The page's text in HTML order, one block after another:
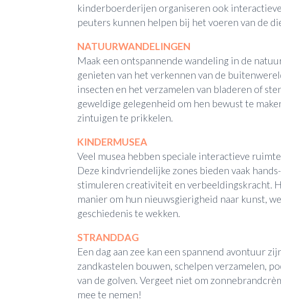
kinderboerderijen organiseren ook
peuters kunnen helpen bij het voeren van de
NATUURWANDELINGEN
Maak een ontspannende wandeling in de
genieten van het verkennen van de
insecten en het verzamelen van bladeren of
geweldige gelegenheid om hen bewust te
zintuigen te prikkelen.
KINDERMUSEA
Veel musea hebben speciale interactieve
Deze kindvriendelijke zones bieden vaak
stimuleren creativiteit en verbeeldingskracht.
manier om hun nieuwsgierigheid naar kunst,
geschiedenis te wekken.
STRANDDAG
Een dag aan zee kan een spannend avontuur
zandkastelen bouwen, schelpen verzamelen,
van de golven. Vergeet niet om
mee te nemen!